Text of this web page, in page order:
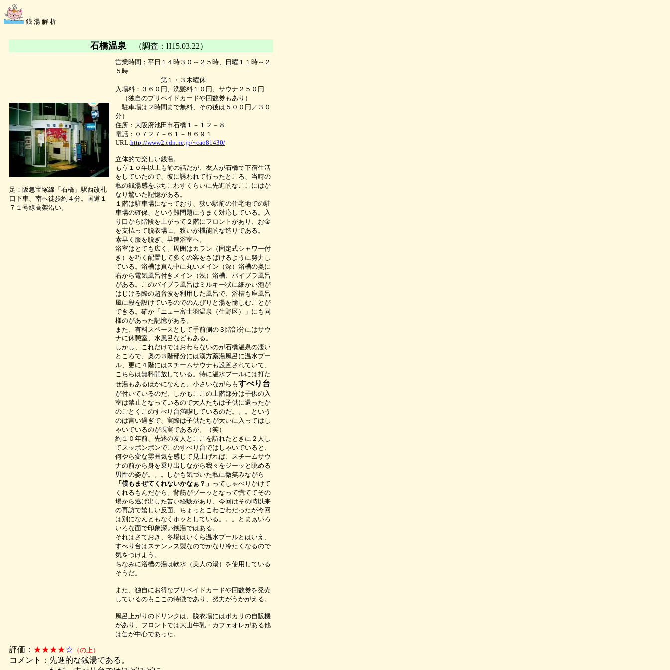
銭 湯 解 析
石橋温泉 （調査：H15.03.22）
足：阪急宝塚線「石橋」駅西改札
口下車、南へ徒歩約４分。国道１
７１号線高架沿い。
営業時間：平日１４時３０～２５時、日曜１１時～２
５時
第１・３木曜休
入場料：３６０円、洗髪料１０円、サウナ２５０円
（独自のプリペイドカードや回数券もあり）
駐車場は２時間まで無料、その後は５００円／３０
分）
住所：大阪府池田市石橋１－１２－８
電話：０７２７－６１－８６９１
URL:http://www2.odn.ne.jp/~cao81430/
立体的で楽しい銭湯。
もう１０年以上も前の話だが、友人が石橋で下宿生活
をしていたので、彼に誘われて行ったところ、当時の
私の銭湯感をぶちこわすくらいに先進的なここにはか
なり驚いた記憶がある。
１階は駐車場になっており、狭い駅前の住宅地での駐
車場の確保、という難問題にうまく対応している。入
り口から階段を上がって２階にフロントがあり、お金
を支払って脱衣場に。狭いが機能的な造りである。
素早く服を脱ぎ、早速浴室へ。
浴室はとても広く、周囲はカラン（固定式シャワー付
き）を巧く配置して多くの客をさばけるように努力し
ている。浴槽は真ん中に丸いメイン（深）浴槽の奥に
右から電気風呂付きメイン（浅）浴槽、バイブラ風呂
がある。このバイブラ風呂はミルキー状に細かい泡が
はじける際の超音波を利用した風呂で、浴槽も座風呂
風に段を設けているのでのんびりと湯を愉しむことが
できる。確か「ニュー富士羽温泉（生野区）」にも同
様のがあった記憶がある。
また、有料スペースとして手前側の３階部分にはサウ
ナに休憩室、水風呂などもある。
しかし、これだけではおわらないのが石橋温泉の凄い
ところで、奥の３階部分には漢方薬湯風呂に温水プー
ル、更に４階にはスチームサウナも設置されていて、
こちらは無料開放している。特に温水プールには打た
せ湯もあるほかになんと、小さいながらもすべり台
が付いているのだ。しかもここの上階部分は子供の入
室は禁止となっているので大人たちは子供に還ったか
のごとくこのすべり台満喫しているのだ。。。という
のは言い過ぎで、実際は子供たちが大いに入ってはし
ゃいでいるのが現実であるが。（笑）
約１０年前、先述の友人とここを訪れたときに２人し
てスッポンポンでこのすべり台ではしゃいでいると、
何やら変な雰囲気を感じて見上げれば、スチームサウ
ナの前から身を乗り出しながら我々をジーッと眺める
男性の姿が。。。しかも気づいた私に微笑みながら
「僕もまぜてくれないかなぁ？」 ってしゃべりかけて
くれるもんだから、背筋がゾーッとなって慌ててその
場から逃げ出した苦い経験があり、今回はその時以来
の再訪で嬉しい反面、ちょっとこわごわだったが今回
は別になんともなくホッとしている。。。とまぁいろ
いろな面で印象深い銭湯ではある。
それはさておき、冬場はいくら温水プールとはいえ、
すべり台はステンレス製なのでかなり冷たくなるので
気をつけよう。
ちなみに浴槽の湯は軟水（美人の湯）を使用している
そうだ。
また、独自にお得なプリペイドカードや回数券を発売
しているのもここの特徴であり、努力がうかがえる。
風呂上がりのドリンクは、脱衣場にはポカリの自販機
があり、フロントでは大山牛乳・カフェオレがある他
は缶が中心であった。
評価： ★★★★☆ （の上）
コメント：先進的な銭湯である。